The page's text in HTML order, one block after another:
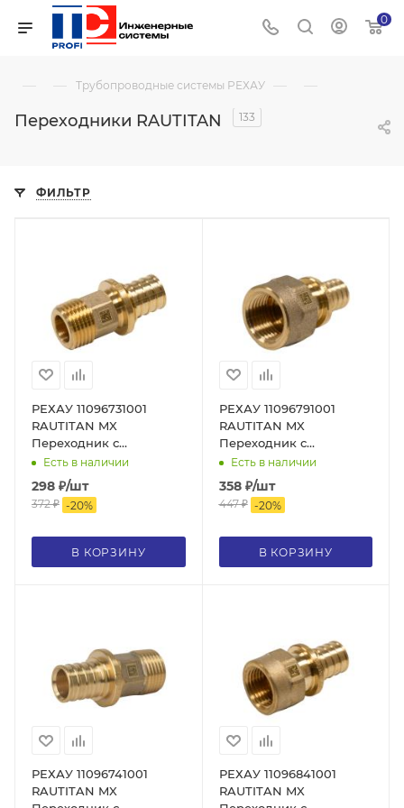
0
— — Трубопроводные системы РЕХАУ — —
Переходники RAUTITAN 133
ФИЛЬТР
РЕХАУ 11096731001
RAUTITAN MX
Переходник с
наружной резьбой 16-R
1/2, DZR латунь
Есть в наличии
298 ₽/шт
372₽ -20%
В КОРЗИНУ
РЕХАУ 11096791001
RAUTITAN MX
Переходник с
внутренней резьбой 16-
Rp 1/2, DZR латунь
Есть в наличии
358₽/шт
447₽ -20%
В КОРЗИНУ
РЕХАУ 11096741001
RAUTITAN MX
РЕХАУ 11096841001
RAUTITAN MX